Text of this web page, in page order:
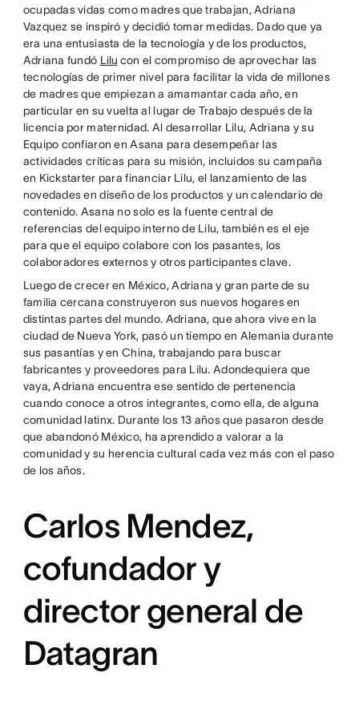
ocupadas vidas como madres que trabajan, Adriana
Vazquez se inspiró y decidió tomar medidas. Dado que ya
era una entusiasta de la tecnología y de los productos,
Adriana fundó Lilu con el compromiso de aprovechar las
tecnologías de primer nivel para facilitar la vida de millones
de madres que empiezan a amamantar cada año, en
particular en su vuelta al lugar de Trabajo después de la
licencia por maternidad. Al desarrollar Lilu, Adriana y su
Equipo confiaron en Asana para desempeñar las
actividades críticas para su misión, incluidos su campaña
en Kickstarter para financiar Lilu, el lanzamiento de las
novedades en diseño de los productos y un calendario de
contenido. Asana no solo es la fuente central de
referencias del equipo interno de Lilu, también es el eje
para que el equipo colabore con los pasantes, los
colaboradores externos y otros participantes clave.
Luego de crecer en México, Adriana y gran parte de su
familia cercana construyeron sus nuevos hogares en
distintas partes del mundo. Adriana, que ahora vive en la
ciudad de Nueva York, pasó un tiempo en Alemania durante
sus pasantías y en China, trabajando para buscar
fabricantes y proveedores para Lilu. Adondequiera que
vaya, Adriana encuentra ese sentido de pertenencia
cuando conoce a otros integrantes, como ella, de alguna
comunidad latinx. Durante los 13 años que pasaron desde
que abandonó México, ha aprendido a valorar a la
comunidad y su herencia cultural cada vez más con el paso
de los años.
Carlos Mendez,
cofundador y
director general de
Datagran